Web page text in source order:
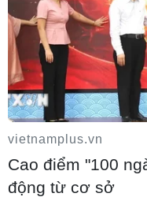
Hoàn thiện
hàng và phòng,
05/08/2026 10:43
Cà Mau gỡ
dựng kịch bản
vietnamplus.vn
Cao điểm "100
động từ cơ sở